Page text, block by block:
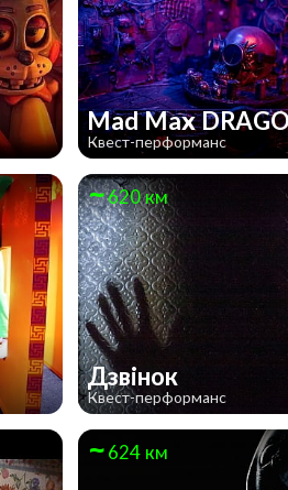
Mad Max
Квест-перформанс
620 км
Дзвінок
Квест-перформанс
624 км